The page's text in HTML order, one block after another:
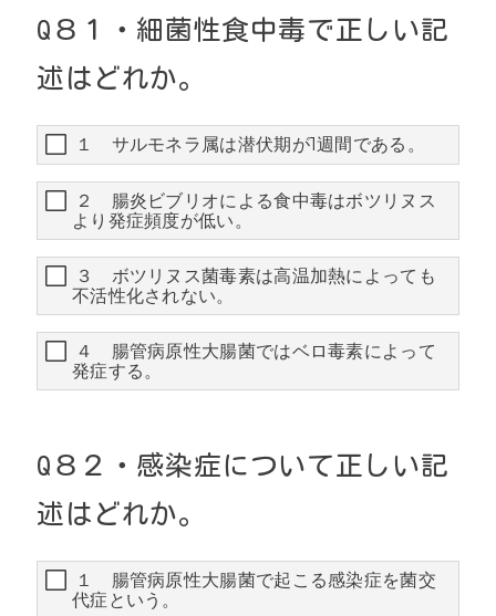
Q８ １・ 細菌性食中毒で正しい記
述はどれか。
１ サルモネラ属は潜伏期が1週間である。
２ 腸炎ビブリオによる食中毒はボツリヌス
より発症頻度が低い。
３ ボツリヌス菌毒素は高温加熱によっても
不活性化されない。
４ 腸管病原性大腸菌ではベロ毒素によって
発症する。
Q８ ２・ 感染症について正しい記
述はどれか。
１ 腸管病原性大腸菌で起こる感染症を菌交
代症という。